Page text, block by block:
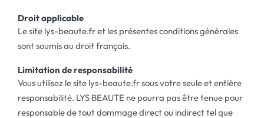
Droit applicable
Le site lys-beaute.fr et les présentes conditions générales
sont soumis au droit français.
Limitation de responsabilité
Vous utilisez le site lys-beaute.fr sous votre seule et entière
responsabilité. LYS BEAUTE ne pourra pas être tenue pour
responsable de tout dommage direct ou indirect tel que